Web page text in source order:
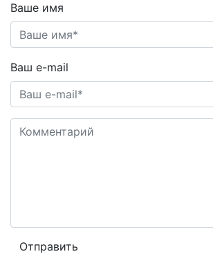
Ваше имя
Ваш e-mail